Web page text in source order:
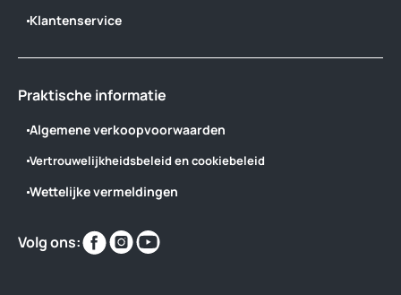
Klantenservice
Praktische informatie
Algemene verkoopvoorwaarden
Vertrouwelijkheidsbeleid en cookiebeleid
Wettelijke vermeldingen
Volg ons:
Vind
ons
Vind
ons